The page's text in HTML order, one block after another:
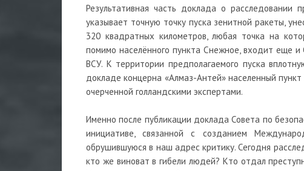
Результативная часть доклада о расследовании
указывает точную точку пуска зенитной ракеты,
320 квадратных километров, любая точка на
помимо населённого пункта Снежное, входит еще
ВСУ. К территории предполагаемого пуска
докладе концерна «Алмаз-Антей» населенный
очерченной голландскими экспертами.
Именно после публикации доклада Совета по
инициативе, связанной с созданием
обрушившуюся в наш адрес критику. Сегодня
кто же виноват в гибели людей? Кто отдал